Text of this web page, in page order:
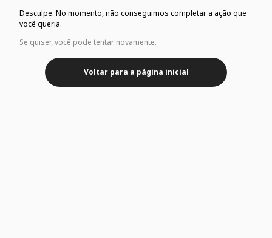
Desculpe. No momento, não conseguimos completar a ação que
você queria.
Se quiser, você pode tentar novamente.
Voltar para a página inicial